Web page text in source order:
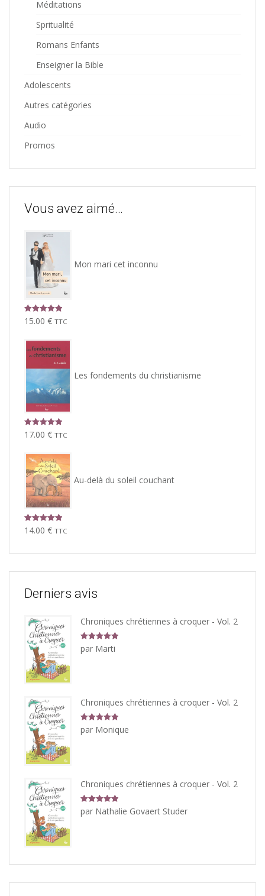
Méditations
Spritualité
Romans Enfants
Enseigner la Bible
Adolescents
Autres catégories
Audio
Promos
Vous avez aimé…
Mon mari cet inconnu
Note 5.00
15.00 € TTC
Les fondements du christianisme
Note 5.00
17.00 € TTC
Au-delà du soleil couchant
Note 5.00
14.00 € TTC
Derniers avis
Chroniques chrétiennes à croquer - Vol. 2
5 sur
5
par Marti
Chroniques chrétiennes à croquer - Vol. 2
5 sur
5
par Monique
Chroniques chrétiennes à croquer - Vol. 2
5 sur
5
par Nathalie Govaert Studer